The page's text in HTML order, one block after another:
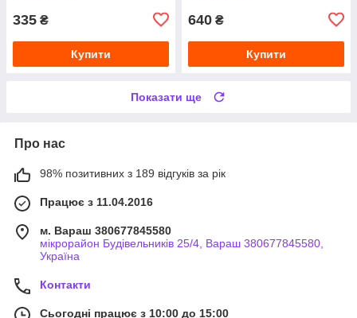
335 ₴
Купити
640 ₴
Купити
Показати ще
Про нас
98% позитивних з 189 відгуків за рік
Працює з 11.04.2016
м. Вараш 380677845580
мікрорайон Будівельників 25/4, Вараш 380677845580,
Україна
Контакти
Сьогодні працює з 10:00 до 15:00